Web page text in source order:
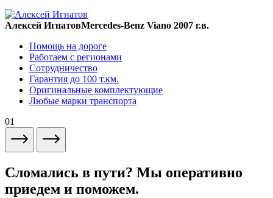
Алексей ИгнатовMercedes-Benz Viano 2007 г.в.
Помощь на дороге
Работаем с регионами
Сотрудничество
Гарантия до 100 т.км.
Оригинальные комплектующие
Любые марки транспорта
01
Сломались в пути? Мы оперативно
приедем и поможем.